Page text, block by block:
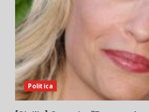
Politica